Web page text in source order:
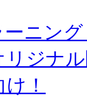
ーニン
リジナ
！